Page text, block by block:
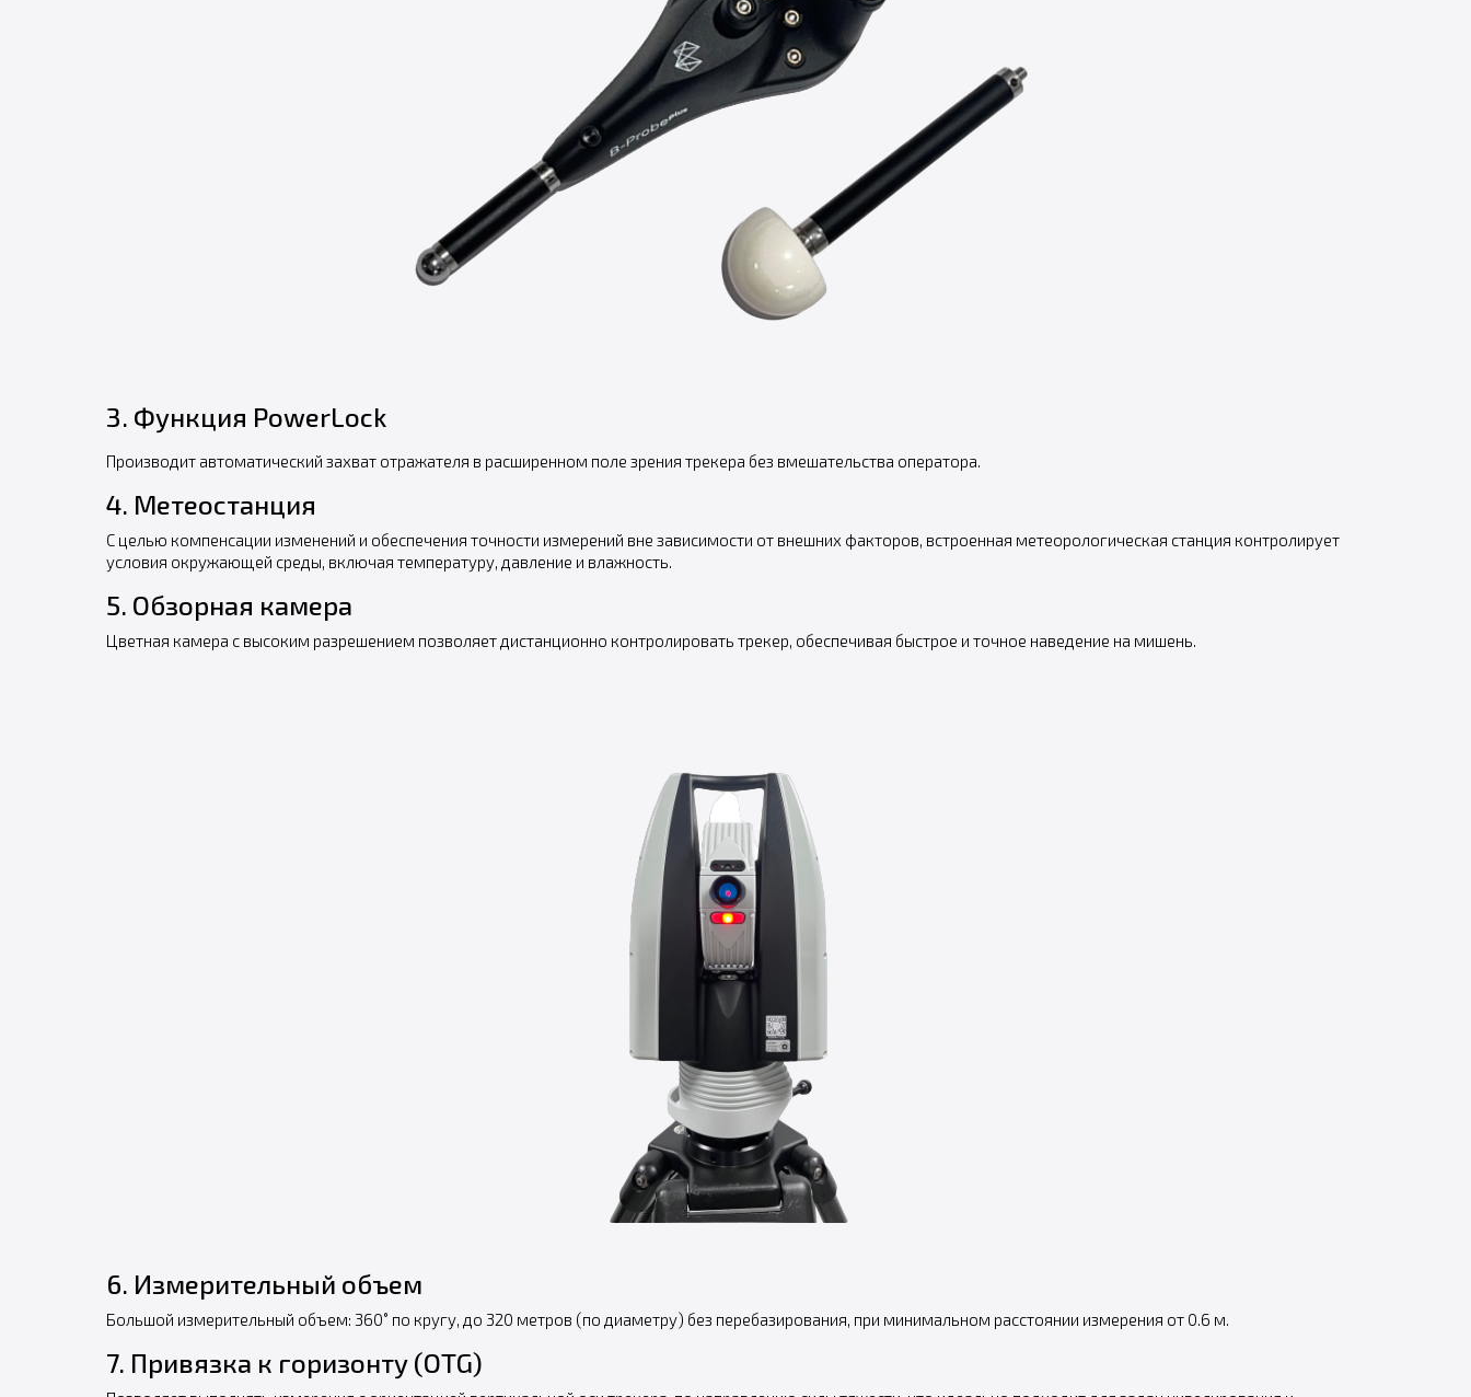
3. Функция PowerLock
Производит автоматический захват отражателя в расширенном поле зрения трекера без вмешательства оператора.
4. Метеостанция
С целью компенсации изменений и обеспечения точности измерений вне зависимости от внешних факторов, встроенная метеорологическая станция контролирует
условия окружающей среды, включая температуру, давление и влажность.
5. Обзорная камера
Цветная камера с высоким разрешением позволяет дистанционно контролировать трекер, обеспечивая быстрое и точное наведение на мишень.
6. Измерительный объем
Большой измерительный объем: 360˚ по кругу, до 320 метров (по диаметру) без перебазирования, при минимальном расстоянии измерения от 0.6 м.
7. Привязка к горизонту (OTG)